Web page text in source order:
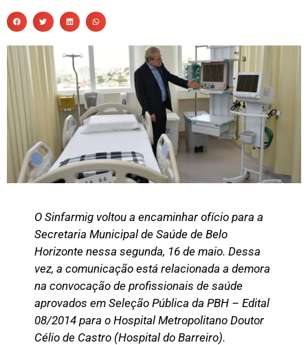
O Sinfarmig voltou a encaminhar ofício para a
Secretaria Municipal de Saúde de Belo
Horizonte nessa segunda, 16 de maio. Dessa
vez, a comunicação está relacionada a demora
na convocação de profissionais de saúde
aprovados em Seleção Pública da PBH – Edital
08/2014 para o Hospital Metropolitano Doutor
Célio de Castro (Hospital do Barreiro).